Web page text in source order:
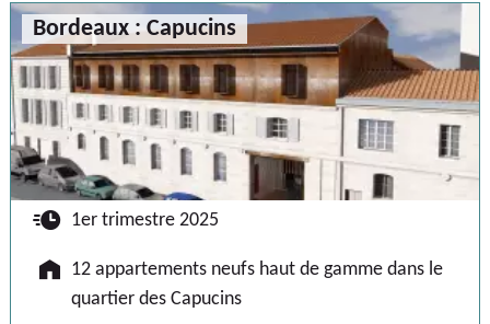
Bordeaux : Capucins
🕐 1er trimestre 2025
🏠
12 appartements neufs haut de gamme dans le
quartier des Capucins